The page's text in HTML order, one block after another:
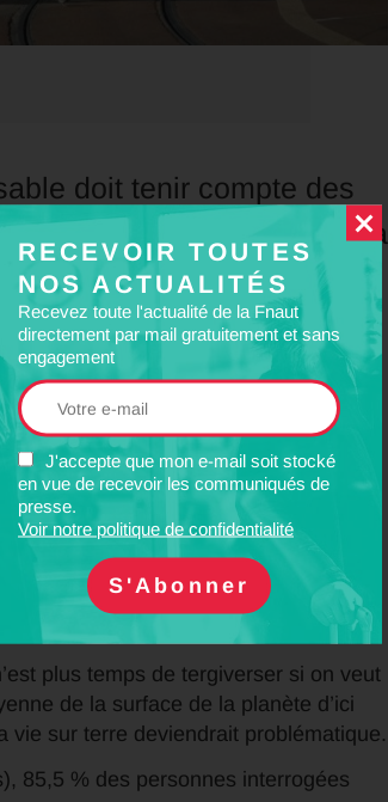
RECEVOIR TOUTES
NOS ACTUALITÉS
Recevez toute l'actualité de la Fnaut
directement par mail gratuitement et sans
engagement
J'accepte que mon e-mail soit stocké
en vue de recevoir les communiqués de
presse.
Voir notre politique de confidentialité
doit tenir compte des
nouvelles identifiées à
Elle est liée à l’augmentation de
dans les zones urbaines ; à la
: allongement des distances à
de stationnement ; diminution du
du coût d’usage de la voiture.
et la dégradation de la santé
de l’air qui a affecté de
et par l’inertie de l’Etat et des
avec modération et attendez que le
plus temps de tergiverser si on veut
de la surface de la planète d’ici
vie sur terre deviendrait problématique.
85,5 % des personnes interrogées